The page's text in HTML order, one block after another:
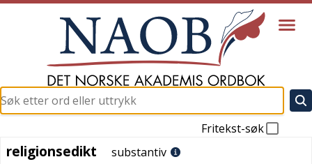
Fritekst-søk
religionsedikt
religionsedikt substantiv